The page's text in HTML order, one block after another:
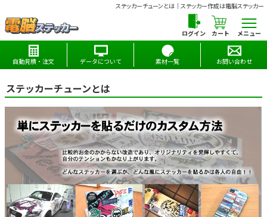
ステッカーチューンとは｜ステッカー作成は電脳ステッカー
カート メニュー
自動見積・注文 データについて 素材一覧 お問い合わせ
ステッカーチューンとは